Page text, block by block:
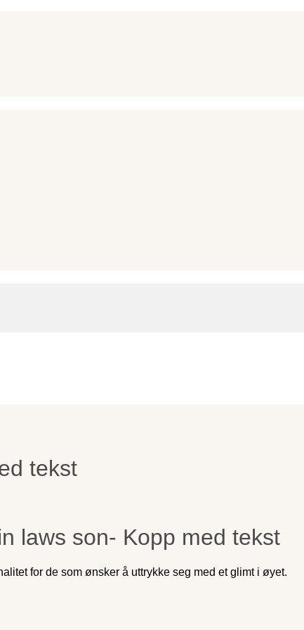
tekst
laws son- Kopp med tekst
for de som ønsker å uttrykke seg med et glimt i øyet.